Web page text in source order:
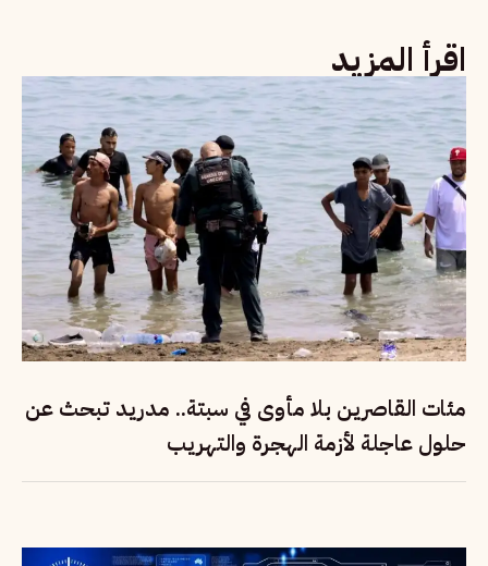
اقرأ المزيد
مئات القاصرين بلا مأوى في سبتة.. مدريد تبحث عن
حلول عاجلة لأزمة الهجرة والتهريب